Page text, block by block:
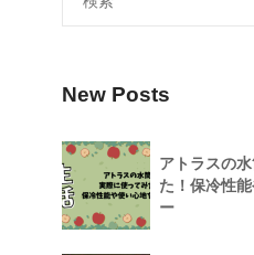
New Posts
アトラスの
た！保冷性
ー